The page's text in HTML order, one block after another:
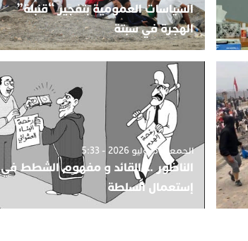
السياسات العمومية بتفجير “قنبلة”
الهجرة في سبتة
الجمعة 31 يوليو 2026 - 5:33
الناظور … القائد و مفهوم الشطط في
إستعمال السلطة